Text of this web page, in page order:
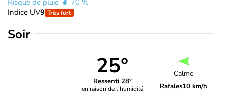
Indice UV9 Très fort
Soir
25°
Ressenti 28°
en raison de l'humidité
Calme
Rafales10 km/h